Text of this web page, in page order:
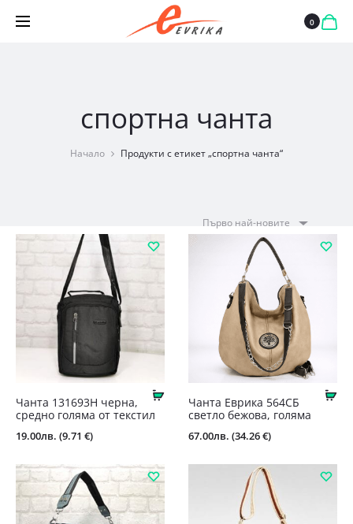
0
спортна чанта
Начало Продукти с етикет „спортна чанта“
Първо най-новите
Купи
Чанта 131693H черна,
средно голяма от текстил
19.00лв. (9.71 €)
Чанта Еврика 564СБ
светло бежова, голяма
67.00лв. (34.26 €)